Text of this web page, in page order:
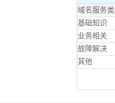
域名服务类
基础知识
业务相关
故障解决
其他